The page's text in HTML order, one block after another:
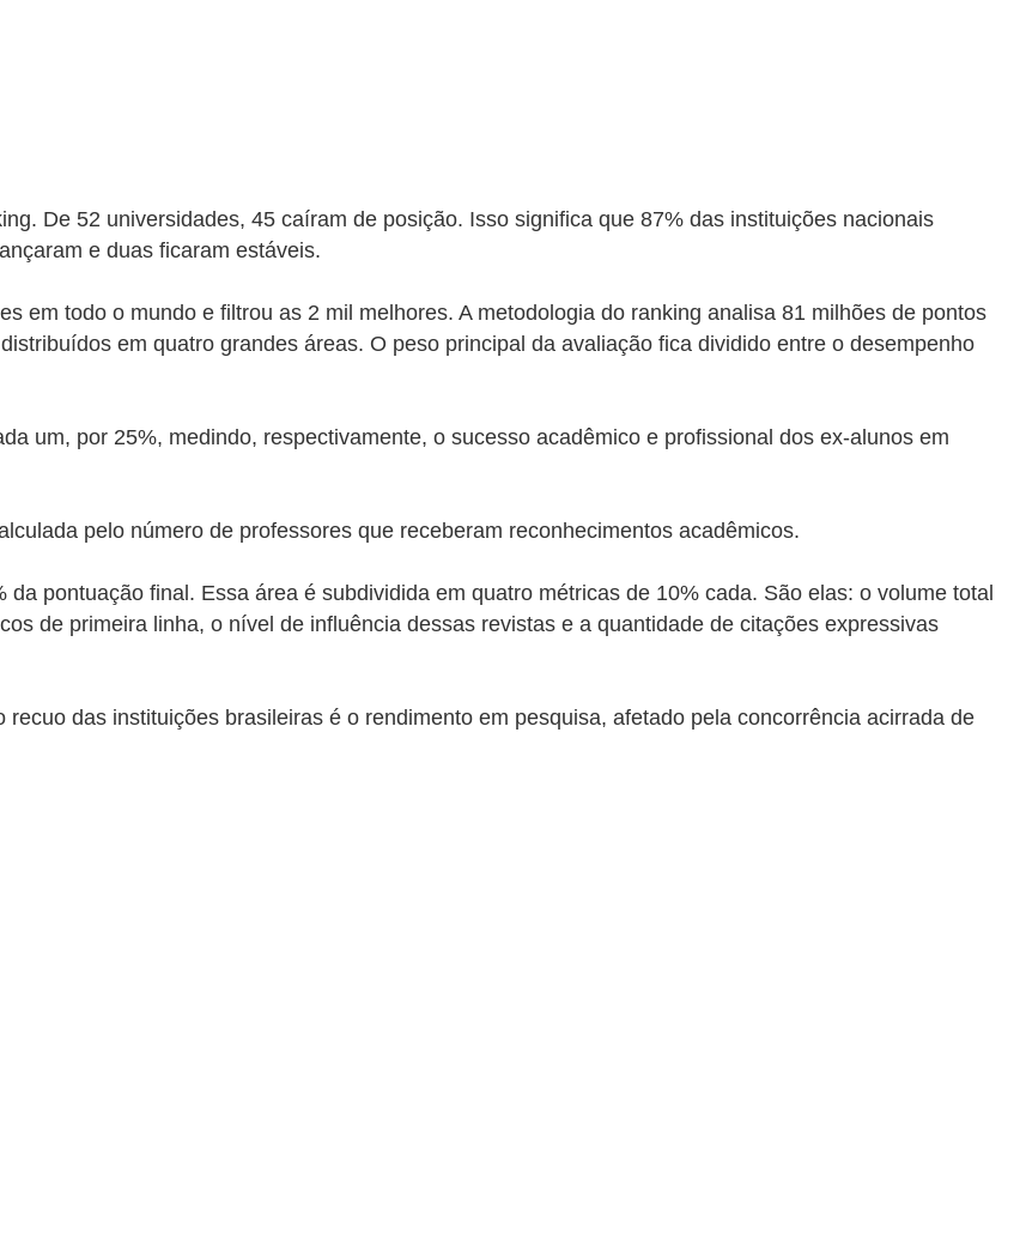
De 52 universidades, 45 caíram de posição. Isso significa que 87% das instituições nacionais
e duas ficaram estáveis.
em todo o mundo e filtrou as 2 mil melhores. A metodologia do ranking analisa 81 milhões de pontos
em quatro grandes áreas. O peso principal da avaliação fica dividido entre o desempenho
um, por 25%, medindo, respectivamente, o sucesso acadêmico e profissional dos ex-alunos em
pelo número de professores que receberam reconhecimentos acadêmicos.
pontuação final. Essa área é subdividida em quatro métricas de 10% cada. São elas: o volume total
de primeira linha, o nível de influência dessas revistas e a quantidade de citações expressivas
das instituições brasileiras é o rendimento em pesquisa, afetado pela concorrência acirrada de